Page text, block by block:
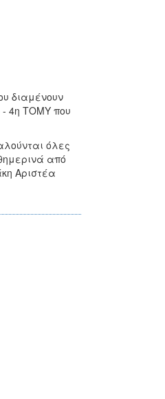
διαμένουν
- 4η ΤΟΜΥ που
όλες
από
Αριστέα